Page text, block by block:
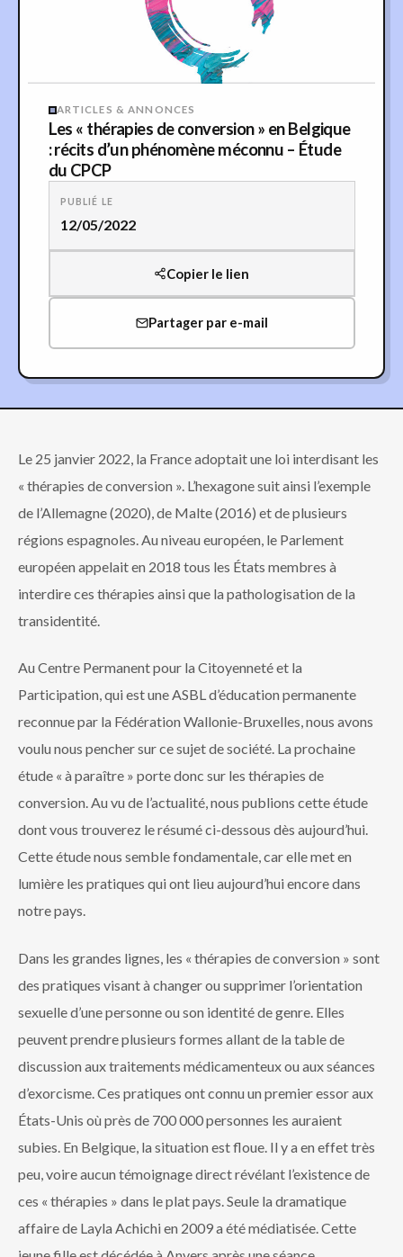
ARTICLES & ANNONCES
Les « thérapies de conversion » en Belgique
: récits d’un phénomène méconnu – Étude
du CPCP
PUBLIÉ LE
12/05/2022
Copier le lien
Partager par e-mail
Le 25 janvier 2022, la France adoptait une loi interdisant les
« thérapies de conversion ». L’hexagone suit ainsi l’exemple
de l’Allemagne (2020), de Malte (2016) et de plusieurs
régions espagnoles. Au niveau européen, le Parlement
européen appelait en 2018 tous les États membres à
interdire ces thérapies ainsi que la pathologisation de la
transidentité.
Au Centre Permanent pour la Citoyenneté et la
Participation, qui est une ASBL d’éducation permanente
reconnue par la Fédération Wallonie-Bruxelles, nous avons
voulu nous pencher sur ce sujet de société. La prochaine
étude « à paraître » porte donc sur les thérapies de
conversion. Au vu de l’actualité, nous publions cette étude
dont vous trouverez le résumé ci-dessous dès aujourd’hui.
Cette étude nous semble fondamentale, car elle met en
lumière les pratiques qui ont lieu aujourd’hui encore dans
notre pays.
Dans les grandes lignes, les « thérapies de conversion » sont
des pratiques visant à changer ou supprimer l’orientation
sexuelle d’une personne ou son identité de genre. Elles
peuvent prendre plusieurs formes allant de la table de
discussion aux traitements médicamenteux ou aux séances
d’exorcisme. Ces pratiques ont connu un premier essor aux
États-Unis où près de 700 000 personnes les auraient
subies. En Belgique, la situation est floue. Il y a en effet très
peu, voire aucun témoignage direct révélant l’existence de
ces « thérapies » dans le plat pays. Seule la dramatique
affaire de Layla Achichi en 2009 a été médiatisée. Cette